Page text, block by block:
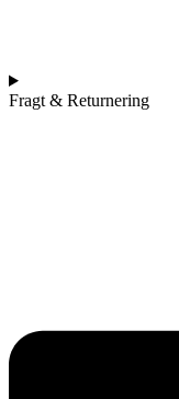
Fragt & Returnering